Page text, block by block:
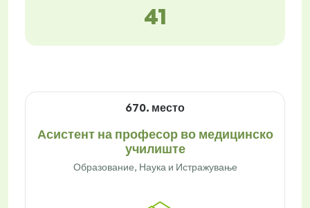
41
670. место
Асистент на професор во медицинско
училиште
Образование, Наука и Истражување